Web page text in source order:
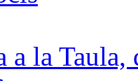
a la